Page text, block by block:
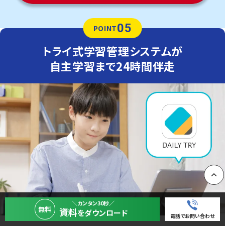
POINT05
トライ式学習管理システムが
自主学習まで24時間伴走
無料
＼カンタン30秒／
資料をダウンロード 電話でお問い合わせ